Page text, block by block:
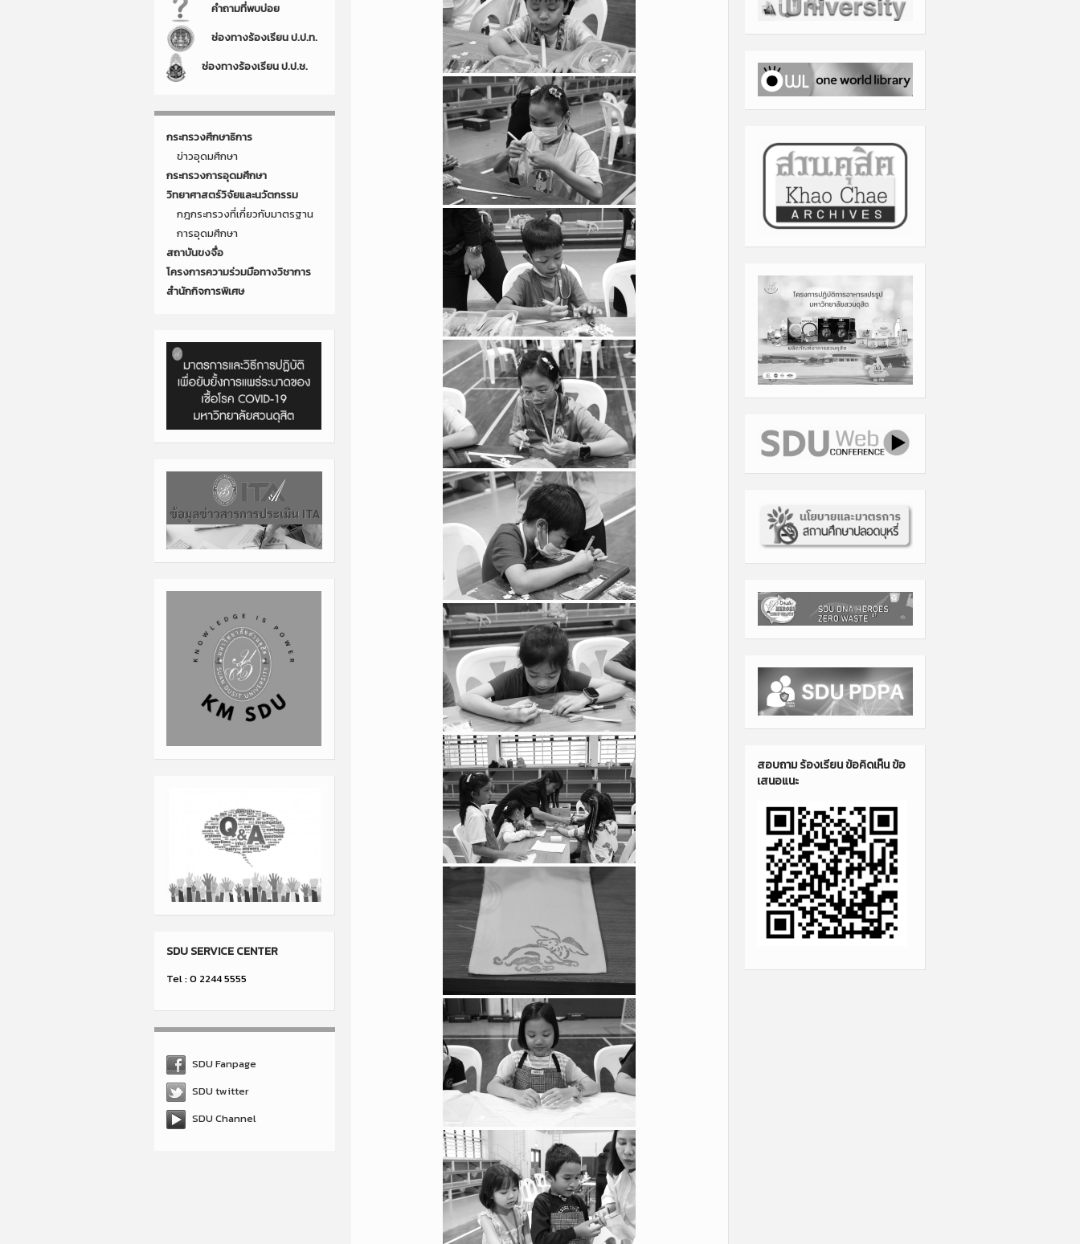
คำถามที่พบบ่อย
ช่องทางร้องเรียน ป.ป.ท.
ช่องทางร้องเรียน ป.ป.ช.
กระทรวงศึกษาธิการ
ข่าวอุดมศึกษา
กระทรวงการอุดมศึกษา
วิทยาศาสตร์วิจัยและนวัตกรรม
กฎกระทรวงที่เกี่ยวกับมาตรฐาน
การอุดมศึกษา
สถาบันขงจื่อ
โครงการความร่วมมือทางวิชาการ
สำนักกิจการพิเศษ
SDU SERVICE CENTER
Tel : 0 2244 5555
SDU Fanpage
SDU twitter
SDU Channel
สอบถาม ร้องเรียน ข้อคิดเห็น ข้อ
เสนอแนะ